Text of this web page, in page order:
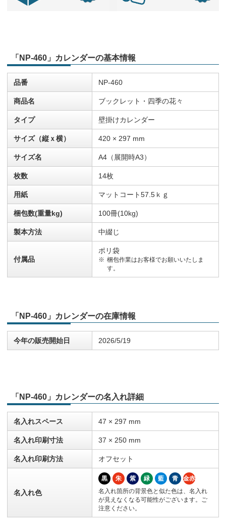
「NP-460」カレンダーの基本情報
品番 NP-460
商品名 ブックレット・四季の花々
タイプ 壁掛けカレンダー
サイズ（縦ｘ横） 420 × 297 mm
サイズ名 A4（展開時A3）
枚数 14枚
用紙 マットコート57.5ｋｇ
梱包数(重量kg) 100冊(10kg)
製本方法 中綴じ
付属品
ポリ袋
梱包作業はお客様でお願いいたしま
す。
「NP-460」カレンダーの在庫情報
今年の販売開始日 2026/5/19
「NP-460」カレンダーの名入れ詳細
名入れスペース 47 × 297 mm
名入れ印刷寸法 37 × 250 mm
名入れ印刷方法 オフセット
名入れ色
黒 朱 紫 緑 藍 青
金赤
名入れ箇所の背景色と似た色は、名入れ
が見えなくなる可能性がございます。ご
注意ください。